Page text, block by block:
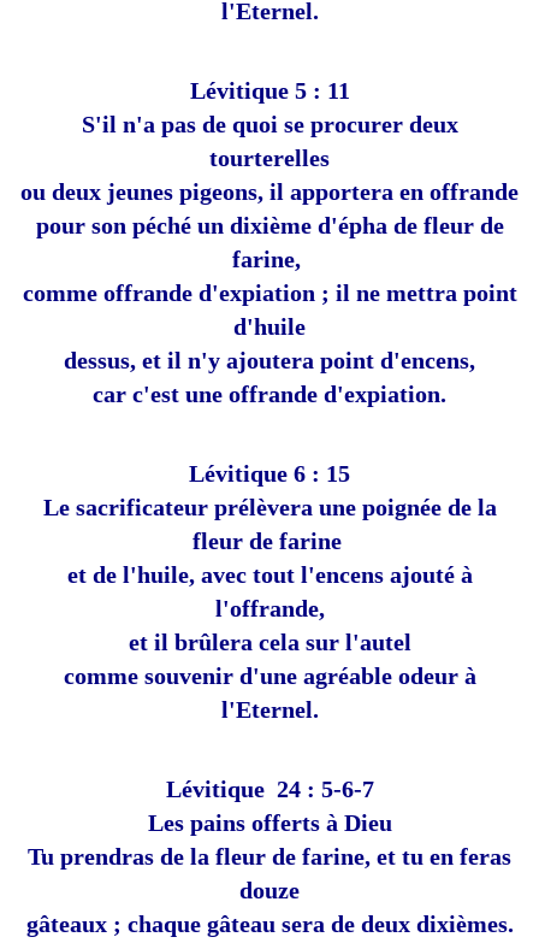
l'Eternel.
Lévitique 5 : 11
S'il n'a pas de quoi se procurer deux
tourterelles
ou deux jeunes pigeons, il apportera en offrande
pour son péché un dixième d'épha de fleur de
farine,
comme offrande d'expiation ; il ne mettra point
d'huile
dessus, et il n'y ajoutera point d'encens,
car c'est une offrande d'expiation.
Lévitique 6 : 15
Le sacrificateur prélèvera une poignée de la
fleur de farine
et de l'huile, avec tout l'encens ajouté à
l'offrande,
et il brûlera cela sur l'autel
comme souvenir d'une agréable odeur à
l'Eternel.
Lévitique 24 : 5-6-7
Les pains offerts à Dieu
Tu prendras de la fleur de farine, et tu en feras
douze
gâteaux ; chaque gâteau sera de deux dixièmes.